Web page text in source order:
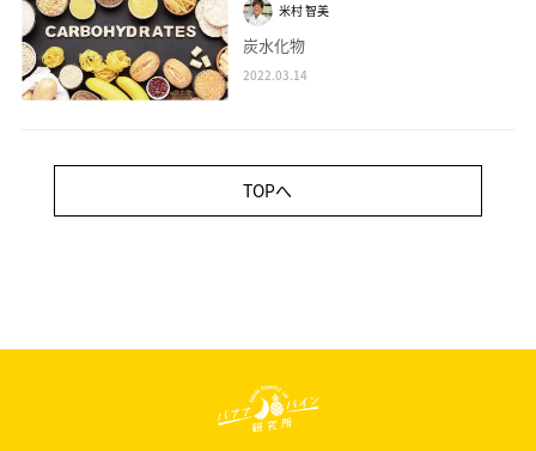
米村 智美
炭水化物
2022.03.14
TOPへ